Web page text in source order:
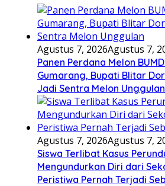
Agustus 7, 2026Agustus 7,
Panen Perdana Melon
Gumarang, Bupati Blitar
Jadi Sentra Melon Unggulan
Agustus 7, 2026Agustus 7,
Siswa Terlibat Kasus
Mengundurkan Diri dari
Peristiwa Pernah Terjadi